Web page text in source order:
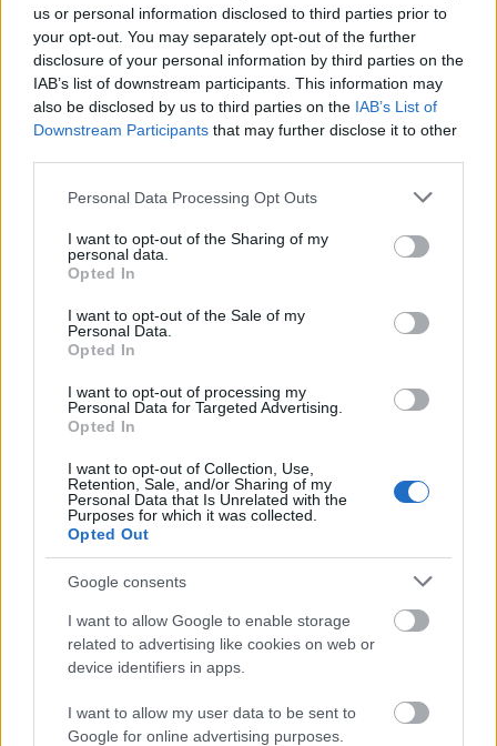
us or personal information disclosed to third parties prior to
your opt-out. You may separately opt-out of the further
disclosure of your personal information by third parties on the
IAB’s list of downstream participants. This information may
also be disclosed by us to third parties on the IAB’s List of
Downstream Participants that may further disclose it to other
Please note that this website/app uses one or more Google
not limited to your visit or usage behaviour. You may click to
grant or deny consent to Google and its third-party tags to
use your data for below specified purposes in below Google
consent section.
Personal Data Processing Opt Outs
I want to opt-out of the Sharing of my
personal data.
Opted In
I want to opt-out of the Sale of my
Personal Data.
Opted In
I want to opt-out of processing my
Personal Data for Targeted Advertising.
Opted In
I want to opt-out of Collection, Use,
Retention, Sale, and/or Sharing of my
Personal Data that Is Unrelated with the
Purposes for which it was collected.
Opted Out
Google consents
I want to allow Google to enable storage
related to advertising like cookies on web or
device identifiers in apps.
I want to allow my user data to be sent to
Google for online advertising purposes.
Feliratkozom a hírlevélre és elfogadom azadatvédelmi
szabályzatot!
FELIRATKOZÁS
Aktuális
árnyékában?
másodfokúra csökken a riasztás
HIRDETÉS